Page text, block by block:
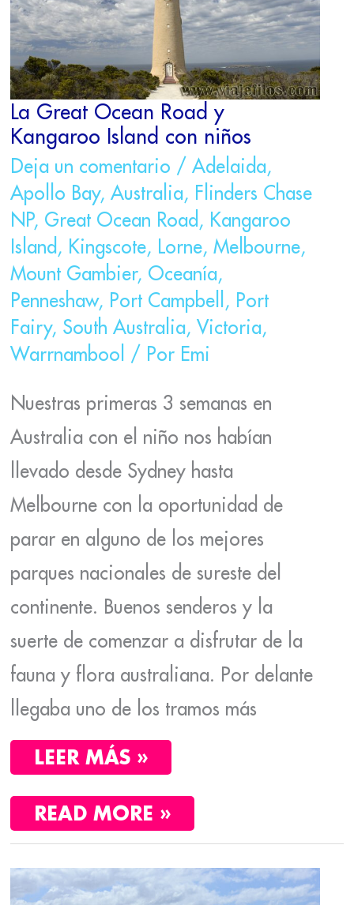
La Great Ocean Road y
Kangaroo Island con niños
Deja un comentario / Adelaida,
Apollo Bay, Australia, Flinders Chase
NP, Great Ocean Road , Kangaroo
Island , Kingscote, Lorne, Melbourne,
Mount Gambier, Oceanía,
Penneshaw, Port Campbell , Port
Fairy, South Australia, Victoria,
Warrnambool / Por Emi
Nuestras primeras 3 semanas en
Australia con el niño nos habían
llevado desde Sydney hasta
Melbourne con la oportunidad de
parar en alguno de los mejores
parques nacionales de sureste del
continente. Buenos senderos y la
suerte de comenzar a disfrutar de la
fauna y flora australiana. Por delante
llegaba uno de los tramos más
LEER MÁS »
ISLAND
CON
NIÑOS
READ MORE »
AUSTRALIA
CON